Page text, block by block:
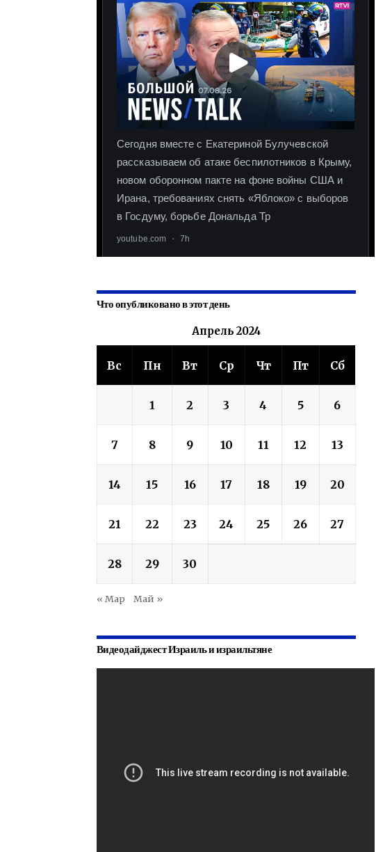
Что опубликовано в этот день
Апрель 2024
Вс Пн Вт Ср Чт Пт Сб
1 2 3 4 5 6
7 8 9 10 11 12 13
14 15 16 17 18 19 20
21 22 23 24 25 26 27
28 29 30
« Мар Май »
Видеодайджест Израиль и израильтяне